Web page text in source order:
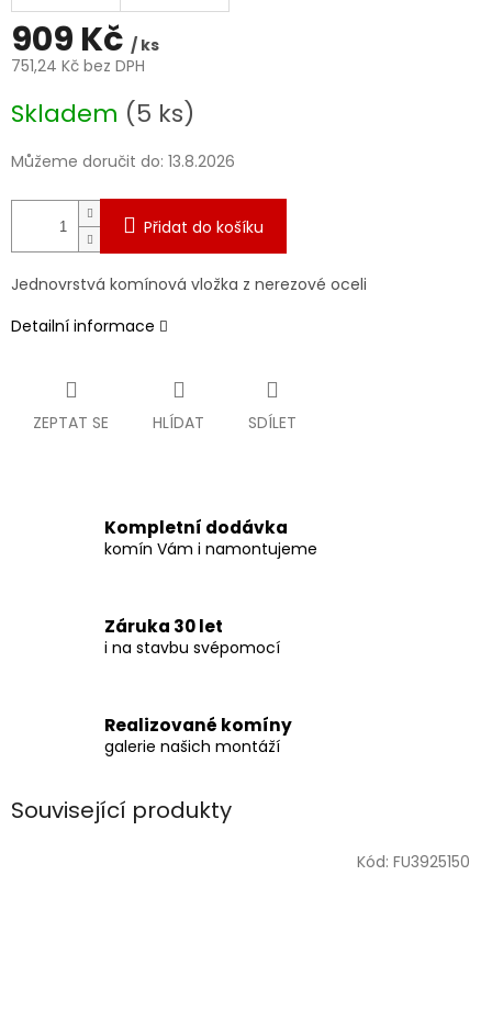
909 Kč / ks
751,24 Kč bez DPH
cena:
Skladem (5 ks)
Můžeme doručit do: 13.8.2026
Přidat do košíku
Jednovrstvá komínová vložka z nerezové oceli
Detailní informace
ZEPTAT SE HLÍDAT SDÍLET
Kompletní dodávka
komín Vám i namontujeme
Záruka 30 let
i na stavbu svépomocí
Realizované komíny
galerie našich montáží
Související produkty
Kód: FU3925150